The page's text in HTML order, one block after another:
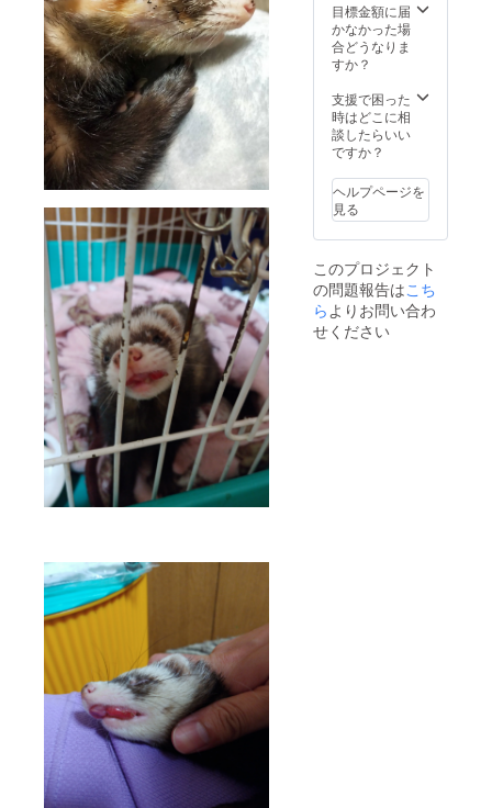
目標金額に届
かなかった場
合どうなりま
すか？
支援で困った
時はどこに相
談したらいい
ですか？
ヘルプページを
見る
このプロジェクト
の問題報告はこち
らよりお問い合わ
せください